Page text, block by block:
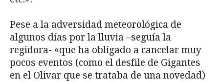
Pese a la adversidad meteorológica de
algunos días por la lluvia –seguía la
regidora- «que ha obligado a cancelar muy
pocos eventos (como el desfile de Gigantes
en el Olivar que se trataba de una novedad)